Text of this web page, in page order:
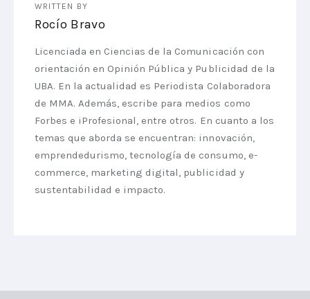
WRITTEN BY
Rocío Bravo
Licenciada en Ciencias de la Comunicación con
orientación en Opinión Pública y Publicidad de la
UBA. En la actualidad es Periodista Colaboradora
de MMA. Además, escribe para medios como
Forbes e iProfesional, entre otros. En cuanto a los
temas que aborda se encuentran: innovación,
emprendedurismo, tecnología de consumo, e-
commerce, marketing digital, publicidad y
sustentabilidad e impacto.